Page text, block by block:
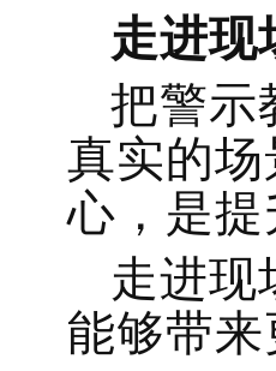
走进现
把警示
真实的
心，是
走进现
能够带